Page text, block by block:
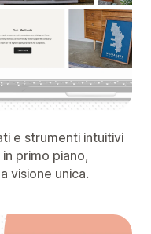
e strumenti intuitivi
primo piano,
visione unica.